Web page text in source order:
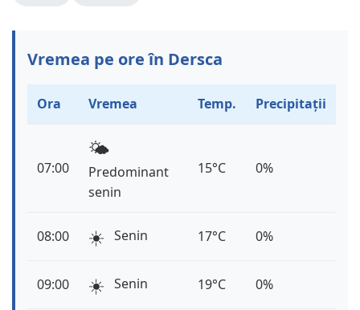
Vremea pe ore în Dersca
Ora Vremea Temp. Precipitații
07:00
🌤️
Predominant
senin
15°C 0%
08:00 ☀️ Senin 17°C 0%
09:00 ☀️ Senin 19°C 0%